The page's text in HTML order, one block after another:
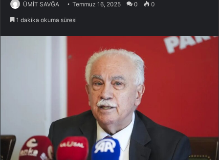
ÜMİT SAVĞA Temmuz 16, 2025 0 0
1 dakika okuma süresi